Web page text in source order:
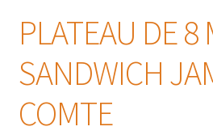
PLATEAU DE
SANDWICH
COMTE